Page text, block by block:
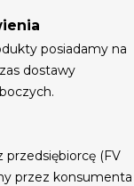
posiadamy na
dostawy
przedsiębiorcę (FV
przez konsumenta